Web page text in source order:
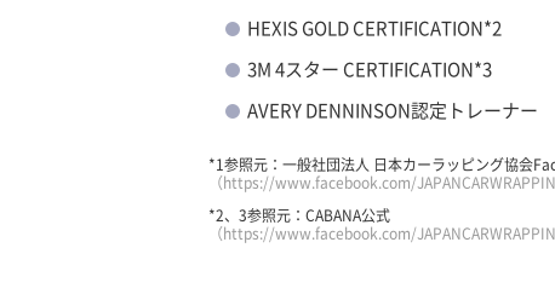
HEXIS GOLD CERTIFICATION*2
3M 4スター CERTIFICATION*3
AVERY DENNINSON認定トレーナー
*1参照元：一般社団法人 日本カーラッピング協会
（https://www.facebook.com/
*2、3参照元：CABANA公式
（https://www.facebook.com/